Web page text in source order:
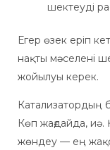
шектеуді
Егер өзек еріп
нақты мәселені
жойылуы керек.
Катализатордың
Көп жағдайда, иә.
жөндеу — ең